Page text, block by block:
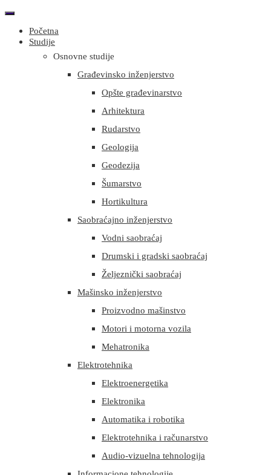
Početna
Studije
Osnovne studije
Građevinsko inženjerstvo
Opšte građevinarstvo
Arhitektura
Rudarstvo
Geologija
Geodezija
Šumarstvo
Hortikultura
Saobraćajno inženjerstvo
Vodni saobraćaj
Drumski i gradski saobraćaj
Željeznički saobraćaj
Mašinsko inženjerstvo
Proizvodno mašinstvo
Motori i motorna vozila
Mehatronika
Elektrotehnika
Elektroenergetika
Elektronika
Automatika i robotika
Elektrotehnika i računarstvo
Audio-vizuelna tehnologija